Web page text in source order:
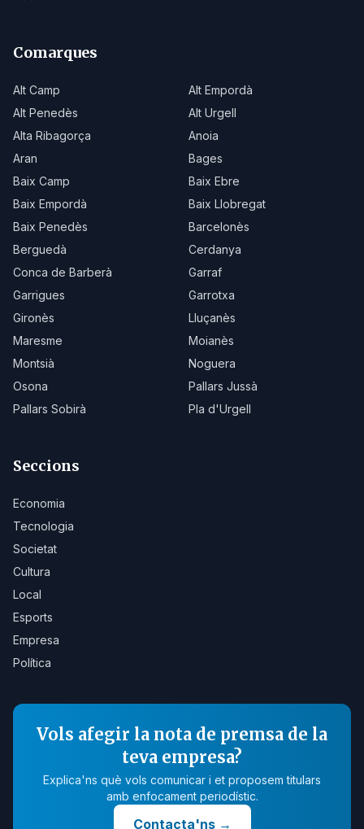
Comarques
Alt Camp
Alt Empordà
Alt Penedès
Alt Urgell
Alta Ribagorça
Anoia
Aran
Bages
Baix Camp
Baix Ebre
Baix Empordà
Baix Llobregat
Baix Penedès
Barcelonès
Berguedà
Cerdanya
Conca de Barberà
Garraf
Garrigues
Garrotxa
Gironès
Lluçanès
Maresme
Moianès
Montsià
Noguera
Osona
Pallars Jussà
Pallars Sobirà
Pla d'Urgell
Seccions
Economia
Tecnologia
Societat
Cultura
Local
Esports
Empresa
Política
Vols afegir la nota de premsa de la
teva empresa?
Explica'ns què vols comunicar i et proposem titulars
amb enfocament periodístic.
Contacta'ns→